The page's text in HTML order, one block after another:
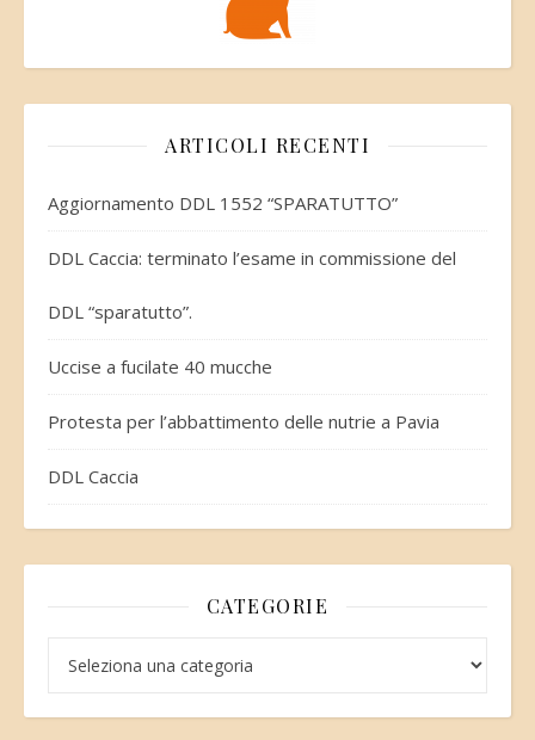
ARTICOLI RECENTI
Aggiornamento DDL 1552 “SPARATUTTO”
DDL Caccia: terminato l’esame in commissione del
DDL “sparatutto”.
Uccise a fucilate 40 mucche
Protesta per l’abbattimento delle nutrie a Pavia
DDL Caccia
CATEGORIE